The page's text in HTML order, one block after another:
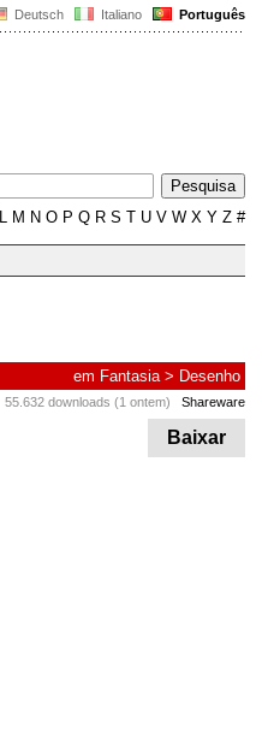
Deutsch Italiano Português
L M N O P Q R S T U V W X Y Z #
em Fantasia> Desenho
55.632 downloads (1 ontem) Shareware
Baixar